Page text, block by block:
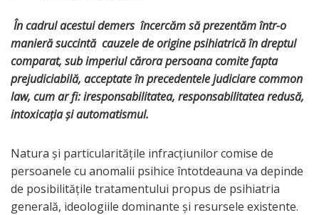
În cadrul acestui demers încercăm să prezentăm într-o
manieră succintă cauzele de origine psihiatrică în dreptul
comparat, sub imperiul cărora persoana comite fapta
prejudiciabilă, acceptate în precedentele judiciare common
law, cum ar fi: iresponsabilitatea, responsabilitatea redusă,
intoxicaţia şi automatismul.
Natura şi particularităţile infracţiunilor comise de
persoanele cu anomalii psihice întotdeauna va depinde
de posibilităţile tratamentului propus de psihiatria
generală, ideologiile dominante şi resursele existente.